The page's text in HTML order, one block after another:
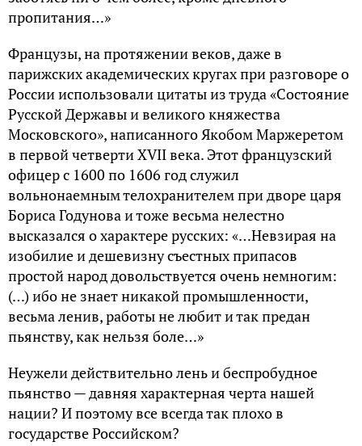
пропитания…»
Французы, на протяжении веков, даже в
парижских академических кругах при разговоре о
России использовали цитаты из труда «Состояние
Русской Державы и великого княжества
Московского», написанного Якобом Маржеретом
в первой четверти XVII века. Этот французский
офицер с 1600 по 1606 год служил
вольнонаемным телохранителем при дворе царя
Бориса Годунова и тоже весьма нелестно
высказался о характере русских: «…Невзирая на
изобилие и дешевизну съестных припасов
простой народ довольствуется очень немногим:
(…) ибо не знает никакой промышленности,
весьма ленив, работы не любит и так предан
пьянству, как нельзя боле…»
Неужели действительно лень и беспробудное
пьянство — давняя характерная черта нашей
нации? И поэтому все всегда так плохо в
государстве Российском?